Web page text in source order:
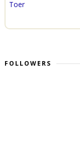
Toer
FOLLOWERS